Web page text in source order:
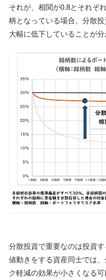
それが、相関が0.8とそれぞ
柄となっている場合、分散
大幅に低下していることが分
分散投資で重要なのは投資
値動きをする資産同士では
ク軽減の効果が小さくなる可